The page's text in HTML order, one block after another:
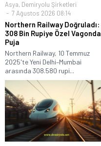
Asya, Demiryolu Şirketleri
7 Ağustos 2026 08:14
Northern Railway Doğruladı:
308 Bin Rupiye Özel Vagonda
Puja
Northern Railway, 10 Temmuz
2025'te Yeni Delhi–Mumbai
arasında 308.580 rupi...